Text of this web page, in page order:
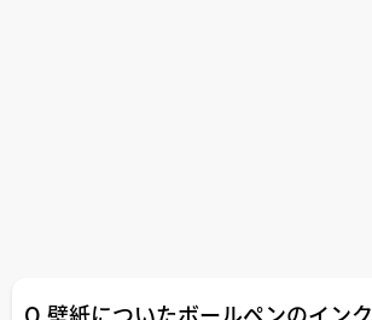
Q.壁紙についたボールペンのイン